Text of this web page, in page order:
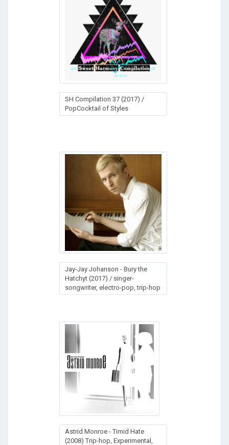
SH Compilation 37 (2017) /
PopCocktail of Styles
Jаy-Jаy Jоhаnsоn - Вury thе
Наtсhуt (2017) / singer-
songwriter, electro-pop, trip-hop
Astrid Monroe - Timid Hate
(2008) Trip-hop, Experimental,